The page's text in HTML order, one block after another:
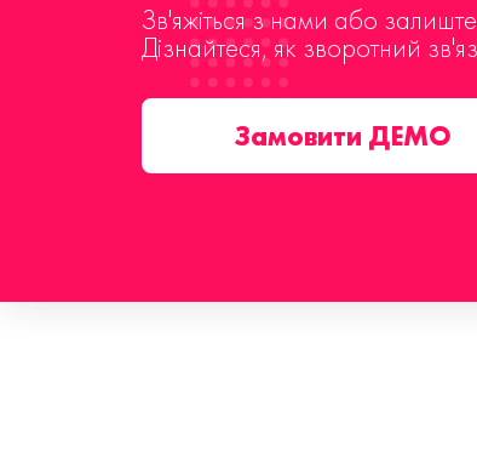
Зв'яжіться з нами або
Дізнайтеся, як зворотний
Замовити ДЕМО